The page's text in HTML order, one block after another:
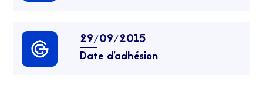
29/09/2015
Date d’adhésion